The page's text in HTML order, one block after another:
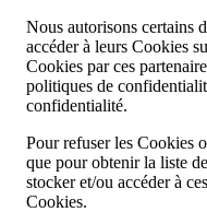
Nous autorisons certains
accéder à leurs Cookies
Cookies par ces
politiques de
confidentialité.
Pour refuser les Cookies
que pour obtenir la liste
stocker et/ou accéder à
Cookies.